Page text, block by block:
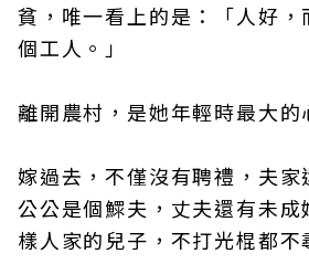
貧，唯一看上的是：「人好，
個工人。」
離開農村，是她年輕時最大的
嫁過去，不僅沒有聘禮，夫家
公公是個鰥夫，丈夫還有未
樣人家的兒子，不打光棍都不